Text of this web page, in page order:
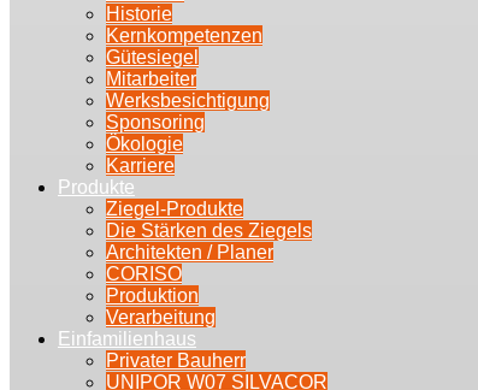
Historie
Kernkompetenzen
Gütesiegel
Mitarbeiter
Werksbesichtigung
Sponsoring
Ökologie
Karriere
Produkte
Ziegel-Produkte
Die Stärken des Ziegels
Architekten / Planer
CORISO
Produktion
Verarbeitung
Einfamilienhaus
Privater Bauherr
UNIPOR W07 SILVACOR